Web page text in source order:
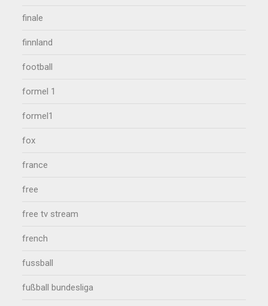
finale
finnland
football
formel 1
formel1
fox
france
free
free tv stream
french
fussball
fußball bundesliga